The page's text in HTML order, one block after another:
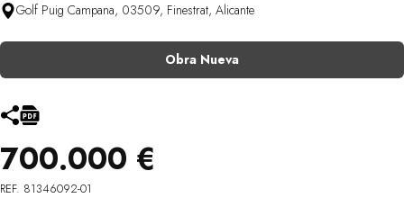
Golf Puig Campana, 03509, Finestrat, Alicante
Obra Nueva
700.000 €
REF. 81346092-01